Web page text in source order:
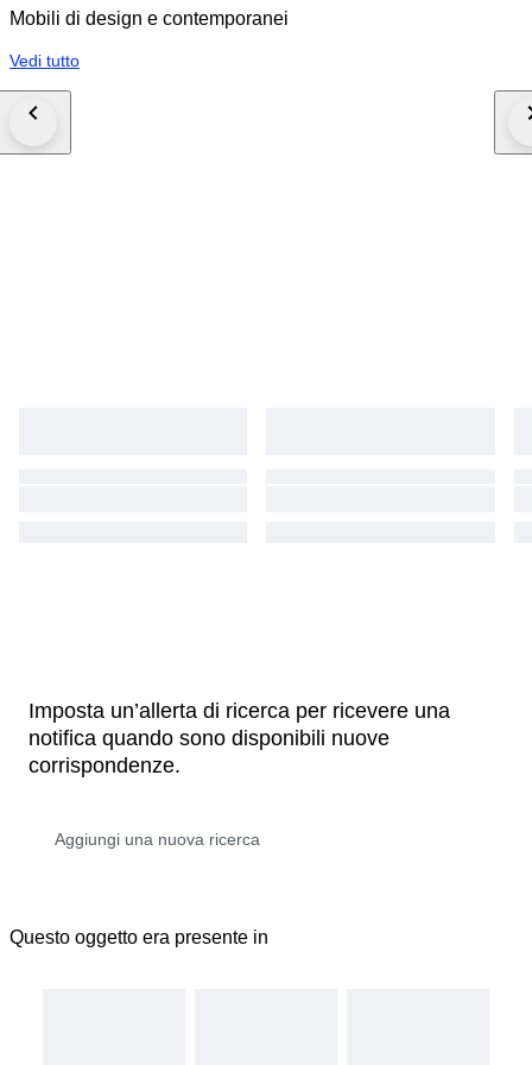
Mobili di design e contemporanei
Vedi tutto
Imposta un’allerta di ricerca per ricevere una
notifica quando sono disponibili nuove
corrispondenze.
Questo oggetto era presente in